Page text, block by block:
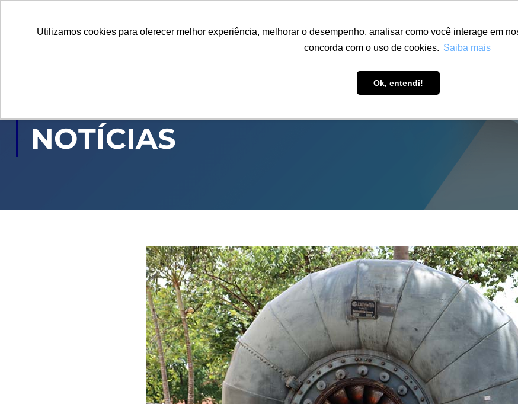
Utilizamos cookies para oferecer melhor experiência, melhorar o desempenho, analisar como você interage em
concorda com o uso de cookies. Saiba mais
Ok, entendi!
PÓS-GRADUAÇÃO CAPACITAÇÃO EXTENSÃO PESQUISA
NOTÍCIAS